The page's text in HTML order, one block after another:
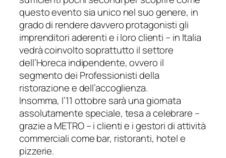
questo evento sia unico nel suo genere, in
grado di rendere davvero protagonisti gli
imprenditori aderenti e i loro clienti – in Italia
vedrà coinvolto soprattutto il settore
dell’Horeca indipendente, ovvero il
segmento dei Professionisti della
ristorazione e dell’accoglienza.
Insomma, l’11 ottobre sarà una giornata
assolutamente speciale, tesa a celebrare –
grazie a METRO – i clienti e i gestori di attività
commerciali come bar, ristoranti, hotel e
pizzerie.